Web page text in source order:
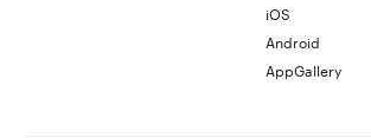
iOS
Android
AppGallery